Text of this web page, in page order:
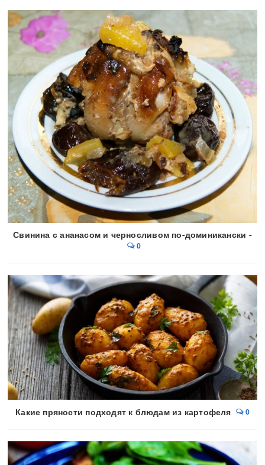
Свинина с ананасом и черносливом по-доминикански -
0
Какие пряности подходят к блюдам из картофеля 0